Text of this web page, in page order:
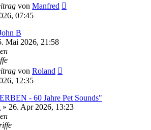
von Manfred
07:45
B
Mai 2026, 21:58
von Roland
12:35
- 60 Jahre Pet Sounds"
» 26. Apr 2026, 13:23